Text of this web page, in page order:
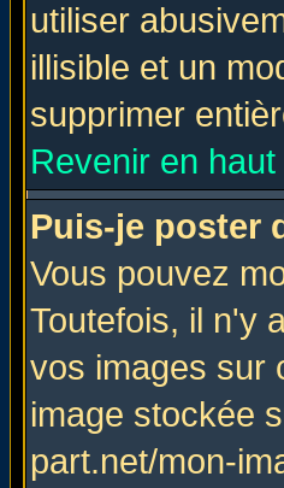
utiliser
illisible et un
supprimer
Revenir en haut
Puis-je poster
Vous pouvez
Toutefois, il n'y
vos images sur
image stockée
part.net/mon-